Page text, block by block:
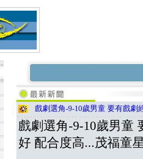
戲劇選角-9-10歲男童 要有戲劇
戲劇選角-9-10歲男童
好 配合度高...茂福童